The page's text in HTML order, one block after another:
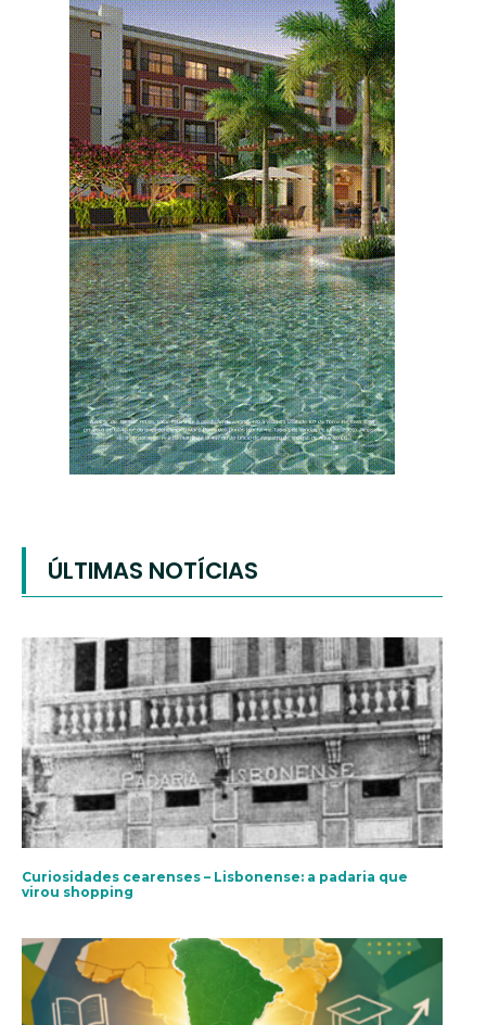
ÚLTIMAS NOTÍCIAS
Curiosidades cearenses – Lisbonense: a padaria que
virou shopping